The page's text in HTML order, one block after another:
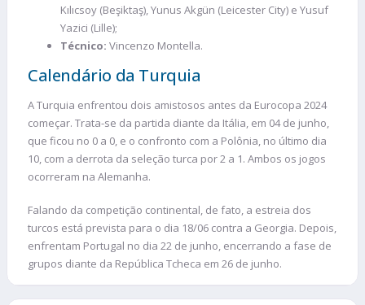
Kılıcsoy (Beşiktaş), Yunus Akgün (Leicester City) e Yusuf
Yazici (Lille);
Técnico: Vincenzo Montella.
Calendário da Turquia
A Turquia enfrentou dois amistosos antes da Eurocopa 2024
começar. Trata-se da partida diante da Itália, em 04 de junho,
que ficou no 0 a 0, e o confronto com a Polônia, no último dia
10, com a derrota da seleção turca por 2 a 1. Ambos os jogos
ocorreram na Alemanha.
Falando da competição continental, de fato, a estreia dos
turcos está prevista para o dia 18/06 contra a Georgia. Depois,
enfrentam Portugal no dia 22 de junho, encerrando a fase de
grupos diante da República Tcheca em 26 de junho.